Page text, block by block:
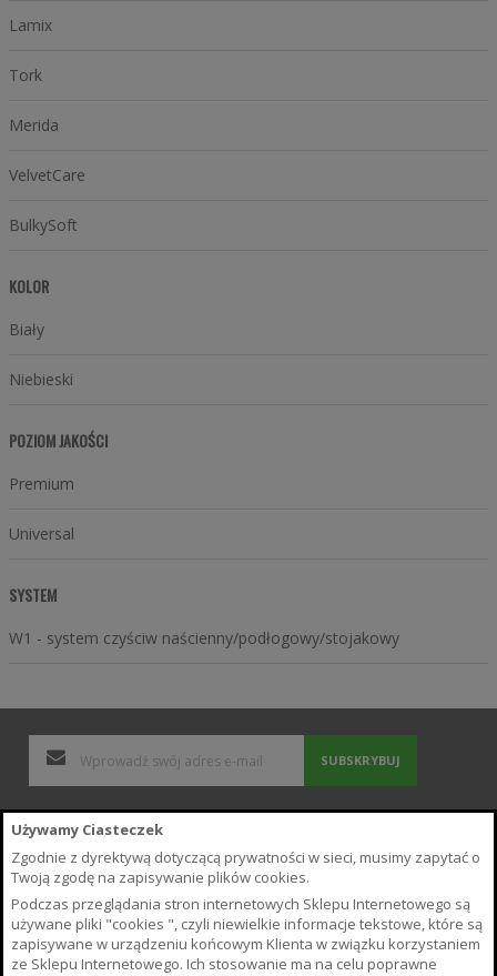
Używamy Ciasteczek
Zgodnie z dyrektywą dotyczącą prywatności w sieci, musimy zapytać o
Twoją zgodę na zapisywanie plików cookies.
Podczas przeglądania stron internetowych Sklepu Internetowego są
używane pliki "cookies ", czyli niewielkie informacje tekstowe, które są
zapisywane w urządzeniu końcowym Klienta w związku korzystaniem
ze Sklepu Internetowego. Ich stosowanie ma na celu poprawne
Lamix
Tork
Merida
VelvetCare
BulkySoft
KOLOR
Biały
Niebieski
POZIOM JAKOŚCI
Premium
Universal
SYSTEM
W1 - system czyściw naścienny/podłogowy/stojakowy
SUBSKRYBUJ
Polityka Prywatności i Cookies
Wyszukiwane frazy
Zamówienia i zwroty
Poradnik
Regulamin Sklepu
O Sklepie